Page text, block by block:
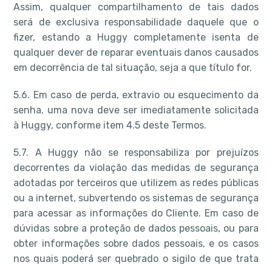
Assim, qualquer compartilhamento de tais dados
será de exclusiva responsabilidade daquele que o
fizer, estando a Huggy completamente isenta de
qualquer dever de reparar eventuais danos causados
em decorrência de tal situação, seja a que título for.
5.6. Em caso de perda, extravio ou esquecimento da
senha, uma nova deve ser imediatamente solicitada
à Huggy, conforme item 4.5 deste Termos.
5.7. A Huggy não se responsabiliza por prejuízos
decorrentes da violação das medidas de segurança
adotadas por terceiros que utilizem as redes públicas
ou a internet, subvertendo os sistemas de segurança
para acessar as informações do Cliente. Em caso de
dúvidas sobre a proteção de dados pessoais, ou para
obter informações sobre dados pessoais, e os casos
nos quais poderá ser quebrado o sigilo de que trata